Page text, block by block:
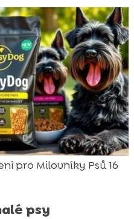
pro Milovníky Psů 16
psy